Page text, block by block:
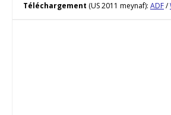
Téléchargement (US 2011 meynaf): ADF/